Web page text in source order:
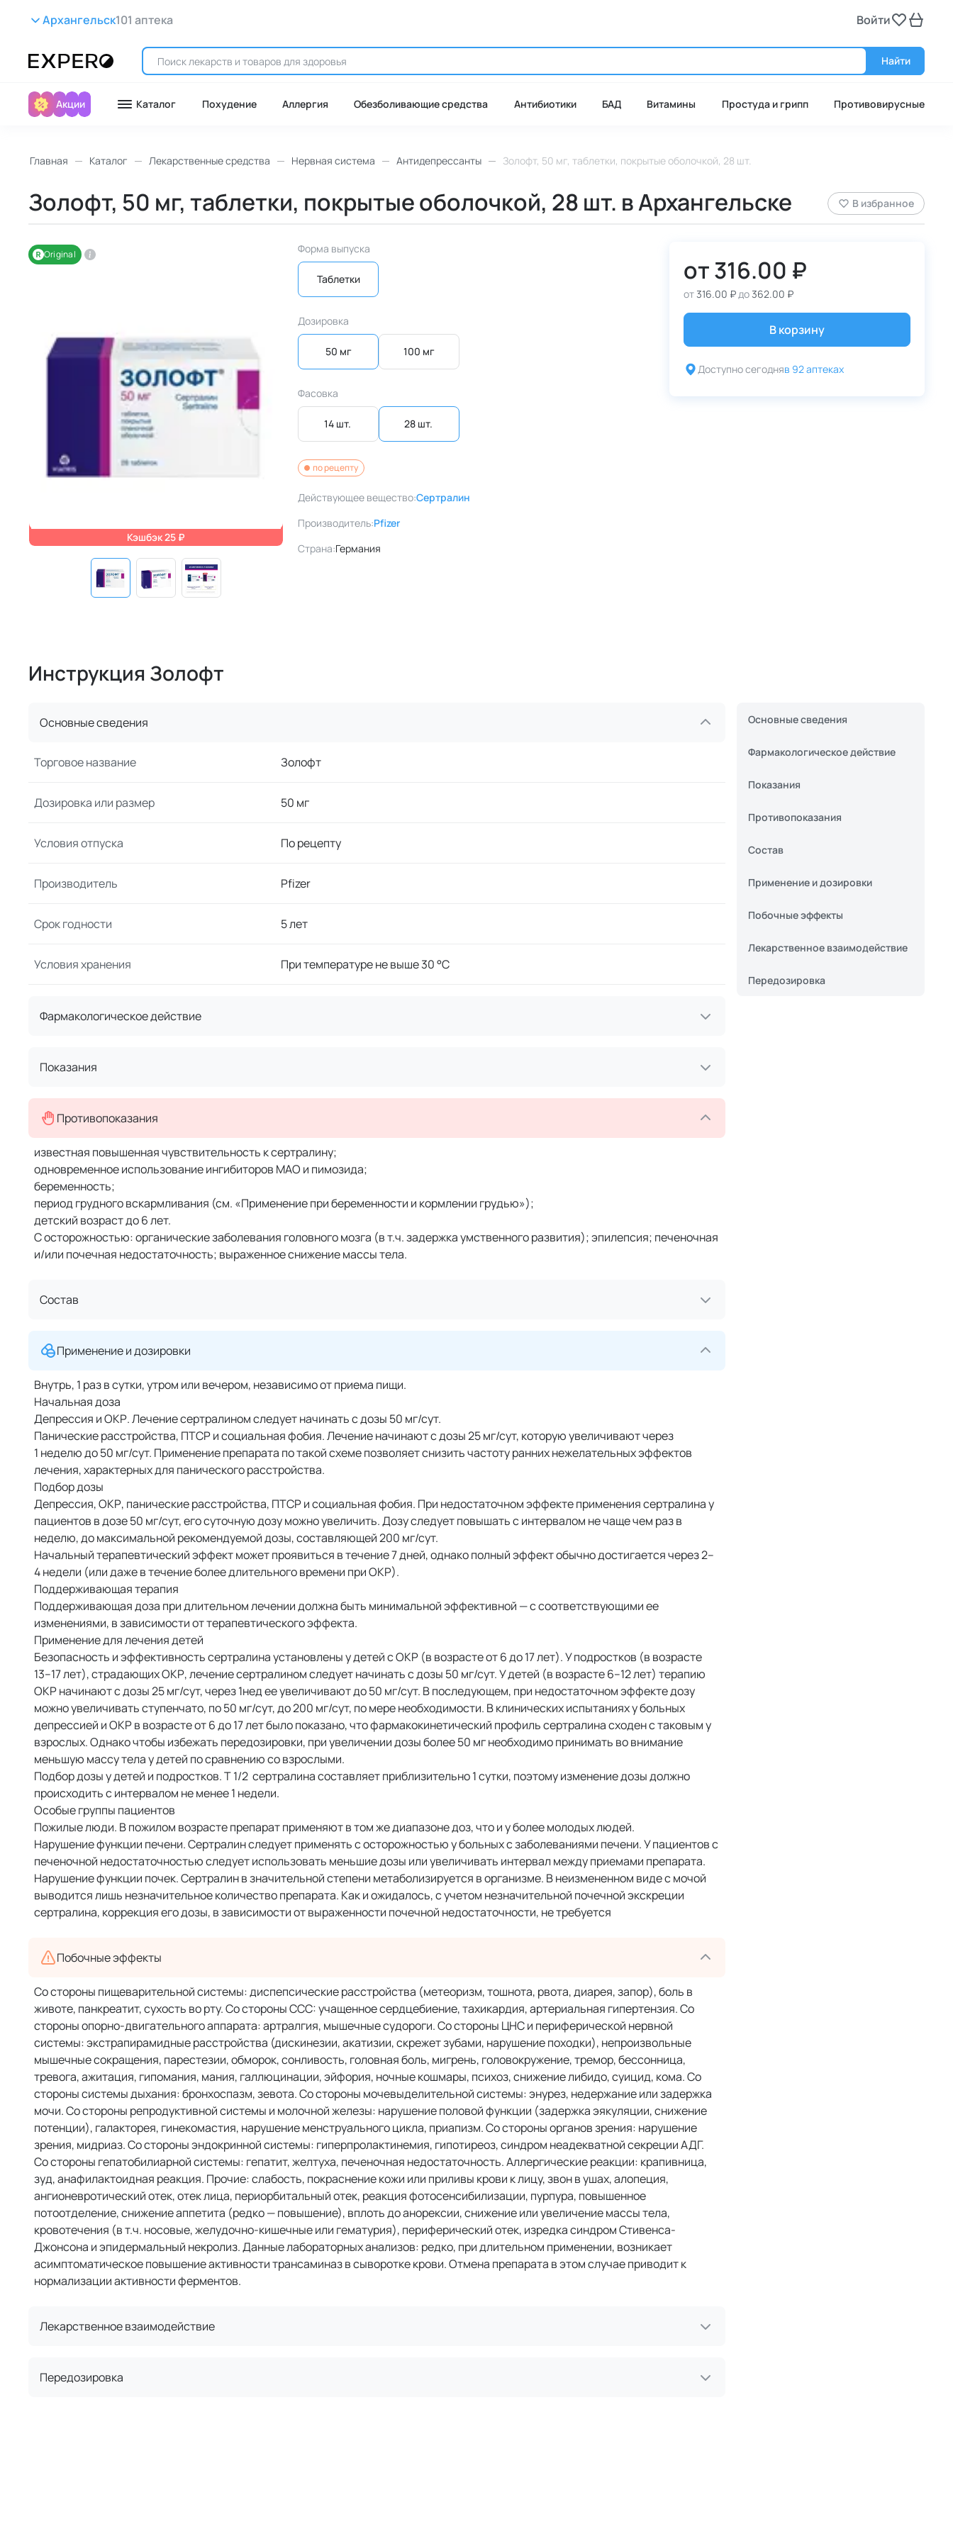
Архангельск101 аптека Войти
Найти
Акции Каталог Похудение Аллергия Обезболивающие средства Антибиотики БАД Витамины Простуда и грипп Противовирусные
Главная Каталог Лекарственные средства Нервная система Антидепрессанты Золофт, 50 мг, таблетки, покрытые оболочкой, 28 шт.
Золофт, 50 мг, таблетки, покрытые оболочкой, 28 шт. в Архангельске В избранное
Original
Кэшбэк 25 ₽
Форма выпуска
Таблетки
Дозировка
50 мг 100 мг
Фасовка
14 шт. 28 шт.
по рецепту
Действующее вещество:Сертралин
Производитель:Pfizer
Страна:Германия
от316.00 ₽
от316.00 ₽до362.00 ₽
В корзину
Доступно сегодняв 92 аптеках
Инструкция Золофт
Основные сведения
Торговое название Золофт
Дозировка или размер 50 мг
Условия отпуска По рецепту
Производитель Pfizer
Срок годности 5 лет
Условия хранения При температуре не выше 30 °C
Фармакологическое действие
Показания
Противопоказания
известная повышенная чувствительность к сертралину;
одновременное использование ингибиторов МАО и пимозида;
беременность;
период грудного вскармливания (см. «Применение при беременности и кормлении грудью»);
детский возраст до 6 лет.
С осторожностью: органические заболевания головного мозга (в т.ч. задержка умственного развития); эпилепсия; печеночная
и/или почечная недостаточность; выраженное снижение массы тела.
Состав
Применение и дозировки
Внутрь, 1 раз в сутки, утром или вечером, независимо от приема пищи.
Начальная доза
Депрессия и ОКР. Лечение сертралином следует начинать с дозы 50 мг/сут.
Панические расстройства, ПТСР и социальная фобия. Лечение начинают с дозы 25 мг/сут, которую увеличивают через
1 неделю до 50 мг/сут. Применение препарата по такой схеме позволяет снизить частоту ранних нежелательных эффектов
лечения, характерных для панического расстройства.
Подбор дозы
Депрессия, ОКР, панические расстройства, ПТСР и социальная фобия. При недостаточном эффекте применения сертралина у
пациентов в дозе 50 мг/сут, его суточную дозу можно увеличить. Дозу следует повышать с интервалом не чаще чем раз в
неделю, до максимальной рекомендуемой дозы, составляющей 200 мг/сут.
Начальный терапевтический эффект может проявиться в течение 7 дней, однако полный эффект обычно достигается через 2–
4 недели (или даже в течение более длительного времени при ОКР).
Поддерживающая терапия
Поддерживающая доза при длительном лечении должна быть минимальной эффективной — с соответствующими ее
изменениями, в зависимости от терапевтического эффекта.
Применение для лечения детей
Безопасность и эффективность сертралина установлены у детей с ОКР (в возрасте от 6 до 17 лет). У подростков (в возрасте
13–17 лет), страдающих ОКР, лечение сертралином следует начинать с дозы 50 мг/сут. У детей (в возрасте 6–12 лет) терапию
ОКР начинают с дозы 25 мг/сут, через 1нед ее увеличивают до 50 мг/сут. В последующем, при недостаточном эффекте дозу
можно увеличивать ступенчато, по 50 мг/сут, до 200 мг/сут, по мере необходимости. В клинических испытаниях у больных
депрессией и ОКР в возрасте от 6 до 17 лет было показано, что фармакокинетический профиль сертралина сходен с таковым у
взрослых. Однако чтобы избежать передозировки, при увеличении дозы более 50 мг необходимо принимать во внимание
меньшую массу тела у детей по сравнению со взрослыми.
Подбор дозы у детей и подростков. T 1/2 сертралина составляет приблизительно 1 сутки, поэтому изменение дозы должно
происходить с интервалом не менее 1 недели.
Особые группы пациентов
Пожилые люди. В пожилом возрасте препарат применяют в том же диапазоне доз, что и у более молодых людей.
Нарушение функции печени. Сертралин следует применять с осторожностью у больных с заболеваниями печени. У пациентов с
печеночной недостаточностью следует использовать меньшие дозы или увеличивать интервал между приемами препарата.
Нарушение функции почек. Сертралин в значительной степени метаболизируется в организме. В неизмененном виде с мочой
выводится лишь незначительное количество препарата. Как и ожидалось, с учетом незначительной почечной экскреции
сертралина, коррекция его дозы, в зависимости от выраженности почечной недостаточности, не требуется
Побочные эффекты
Со стороны пищеварительной системы: диспепсические расстройства (метеоризм, тошнота, рвота, диарея, запор), боль в
животе, панкреатит, сухость во рту. Со стороны ССС: учащенное сердцебиение, тахикардия, артериальная гипертензия. Со
стороны опорно-двигательного аппарата: артралгия, мышечные судороги. Со стороны ЦНС и периферической нервной
системы: экстрапирамидные расстройства (дискинезии, акатизии, скрежет зубами, нарушение походки), непроизвольные
мышечные сокращения, парестезии, обморок, сонливость, головная боль, мигрень, головокружение, тремор, бессонница,
тревога, ажитация, гипомания, мания, галлюцинации, эйфория, ночные кошмары, психоз, снижение либидо, суицид, кома. Со
стороны системы дыхания: бронхоспазм, зевота. Со стороны мочевыделительной системы: энурез, недержание или задержка
мочи. Со стороны репродуктивной системы и молочной железы: нарушение половой функции (задержка эякуляции, снижение
потенции), галакторея, гинекомастия, нарушение менструального цикла, приапизм. Со стороны органов зрения: нарушение
зрения, мидриаз. Со стороны эндокринной системы: гиперпролактинемия, гипотиреоз, синдром неадекватной секреции АДГ.
Со стороны гепатобилиарной системы: гепатит, желтуха, печеночная недостаточность. Аллергические реакции: крапивница,
зуд, анафилактоидная реакция. Прочие: слабость, покраснение кожи или приливы крови к лицу, звон в ушах, алопеция,
ангионевротический отек, отек лица, периорбитальный отек, реакция фотосенсибилизации, пурпура, повышенное
потоотделение, снижение аппетита (редко — повышение), вплоть до анорексии, снижение или увеличение массы тела,
кровотечения (в т.ч. носовые, желудочно-кишечные или гематурия), периферический отек, изредка синдром Стивенса-
Джонсона и эпидермальный некролиз. Данные лабораторных анализов: редко, при длительном применении, возникает
асимптоматическое повышение активности трансаминаз в сыворотке крови. Отмена препарата в этом случае приводит к
нормализации активности ферментов.
Лекарственное взаимодействие
Передозировка
Основные сведения
Фармакологическое действие
Показания
Противопоказания
Состав
Применение и дозировки
Побочные эффекты
Лекарственное взаимодействие
Передозировка